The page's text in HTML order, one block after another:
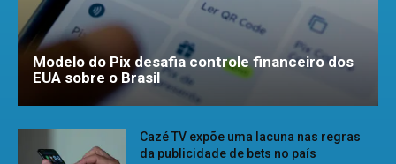
Modelo do Pix desafia controle financeiro dos
EUA sobre o Brasil
Cazé TV expõe uma lacuna nas regras
da publicidade de bets no país